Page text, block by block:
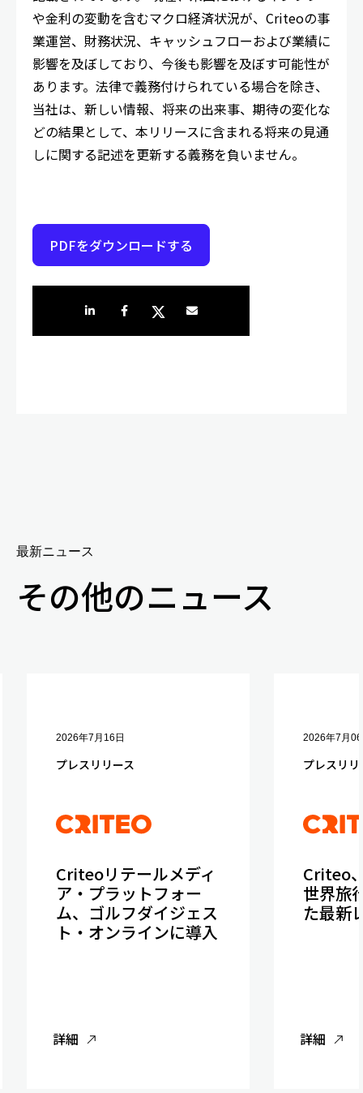
や金利の変動を含むマクロ経済状況が、Criteoの事
業運営、財務状況、キャッシュフローおよび業績に
影響を及ぼしており、今後も影響を及ぼす可能性が
あります。法律で義務付けられている場合を除き、
当社は、新しい情報、将来の出来事、期待の変化な
どの結果として、本リリースに含まれる将来の見通
しに関する記述を更新する義務を負いません。
PDFをダウンロードする
LinkedInで共有Facebookでシェア
TwitterでシェアShare by e-mail
最新ニュース
その他のニュース
2026年7月16日
プレスリリース
Criteoリテールメディ
ア・プラットフォー
ム、ゴルフダイジェス
ト・オンラインに導入
詳細
2026年7月
プレスリリ
Criteo
世界旅
た最新
詳細